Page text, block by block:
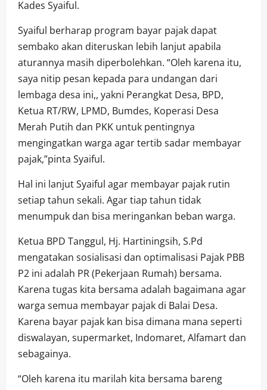
Kades Syaiful.
Syaiful berharap program bayar pajak dapat
sembako akan diteruskan lebih lanjut apabila
aturannya masih diperbolehkan. “Oleh karena itu,
saya nitip pesan kepada para undangan dari
lembaga desa ini,, yakni Perangkat Desa, BPD,
Ketua RT/RW, LPMD, Bumdes, Koperasi Desa
Merah Putih dan PKK untuk pentingnya
mengingatkan warga agar tertib sadar membayar
pajak,”pinta Syaiful.
Hal ini lanjut Syaiful agar membayar pajak rutin
setiap tahun sekali. Agar tiap tahun tidak
menumpuk dan bisa meringankan beban warga.
Ketua BPD Tanggul, Hj. Hartiningsih, S.Pd
mengatakan sosialisasi dan optimalisasi Pajak PBB
P2 ini adalah PR (Pekerjaan Rumah) bersama.
Karena tugas kita bersama adalah bagaimana agar
warga semua membayar pajak di Balai Desa.
Karena bayar pajak kan bisa dimana mana seperti
diswalayan, supermarket, Indomaret, Alfamart dan
sebagainya.
“Oleh karena itu marilah kita bersama bareng